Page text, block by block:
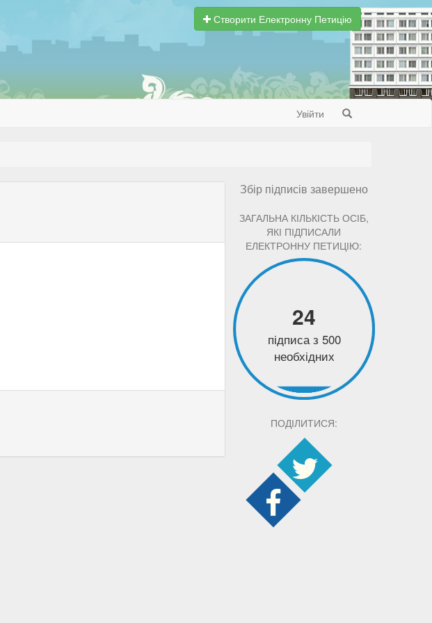
Створити Електронну Петицію
Увійти
Збір підписів завершено
ЗАГАЛЬНА КІЛЬКІСТЬ ОСІБ,
ЯКІ ПІДПИСАЛИ
ЕЛЕКТРОННУ ПЕТИЦІЮ:
24
підписа з 500
необхідних
ПОДІЛИТИСЯ: